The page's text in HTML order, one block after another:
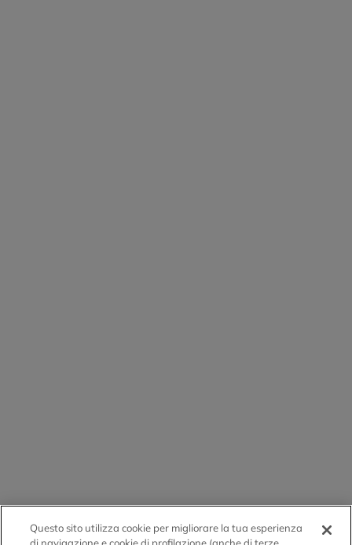
Questo sito utilizza cookie per migliorare la tua esperienza